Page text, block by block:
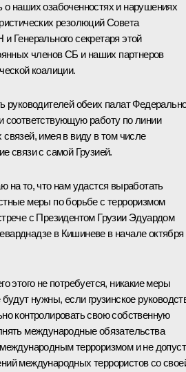
о наших озабоченностях и нарушениях
резолюций Совета
Генерального секретаря этой
членов СБ и наших партнеров
коалиции.
руководителей обеих палат
соответствующую работу по линии
имея в виду в том числе
связи с самой Грузией.
на то, что нам удастся выработать
меры по борьбе с терроризмом
с Президентом Грузии Эдуардом
в Кишиневе в начале октября
этого не потребуется, никакие меры
нужны, если грузинское
контролировать свою собственную
международные обязательства
терроризмом и не
международных террористов со